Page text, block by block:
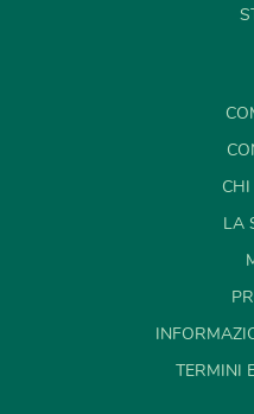
LA
TERMINI